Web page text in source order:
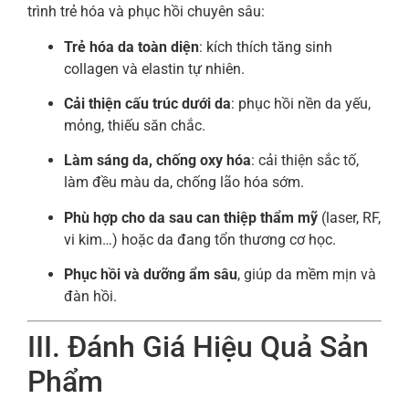
trình trẻ hóa và phục hồi chuyên sâu:
Trẻ hóa da toàn diện: kích thích tăng sinh
collagen và elastin tự nhiên.
Cải thiện cấu trúc dưới da: phục hồi nền da yếu,
mỏng, thiếu săn chắc.
Làm sáng da, chống oxy hóa: cải thiện sắc tố,
làm đều màu da, chống lão hóa sớm.
Phù hợp cho da sau can thiệp thẩm mỹ (laser, RF,
vi kim…) hoặc da đang tổn thương cơ học.
Phục hồi và dưỡng ẩm sâu, giúp da mềm mịn và
đàn hồi.
III. Đánh Giá Hiệu Quả Sản
Phẩm